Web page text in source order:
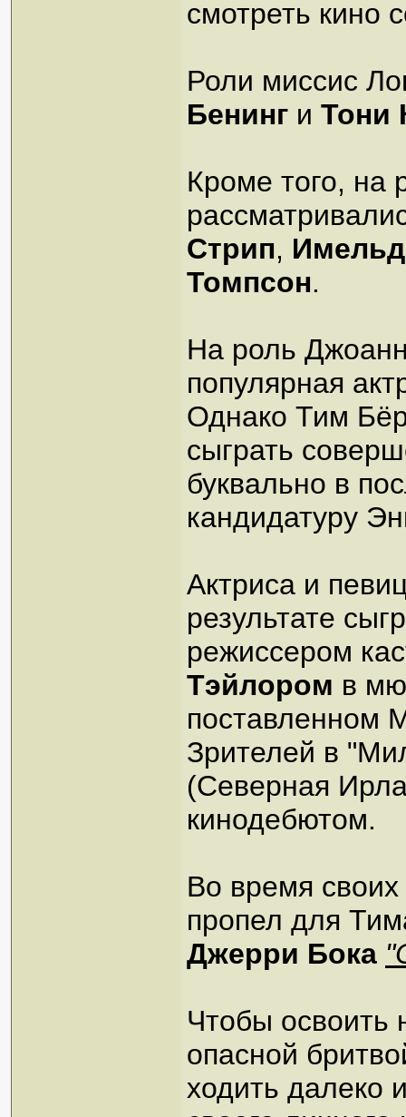
смотреть кино
Роли миссис
Бенинг и Тони
Кроме того, на
Стрип,
Томпсон.
На роль
популярная
Однако Тим
сыграть
буквально в
кандидатуру
Актриса и
результате
режиссером
Тэйлором в
поставленном
Зрителей в
(Северная
кинодебютом.
Во время
пропел для
Джерри Бока
Чтобы освоить
опасной
ходить далеко